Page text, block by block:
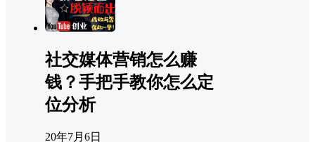
社交媒体营销怎么赚
钱？手把手教你怎么定
位分析
20年7月6日